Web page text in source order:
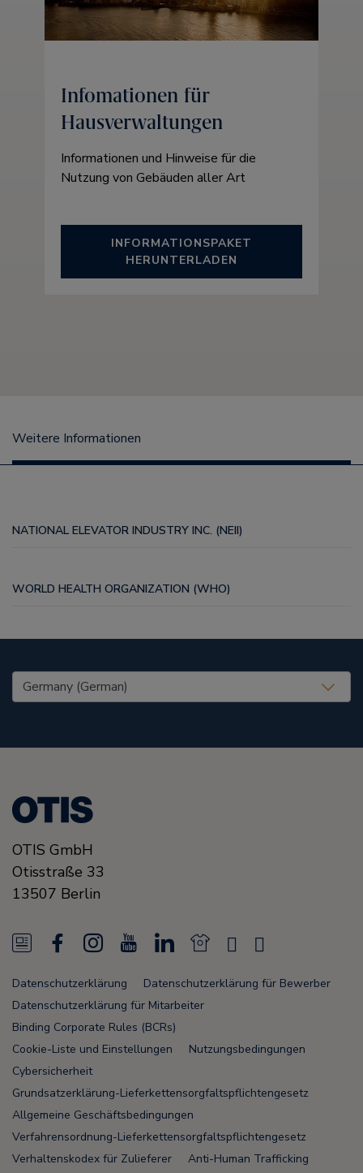
Infomationen für
Hausverwaltungen
Informationen und Hinweise für die
Nutzung von Gebäuden aller Art
INFORMATIONSPAKET
HERUNTERLADEN
Weitere Informationen
NATIONAL ELEVATOR INDUSTRY INC. (NEII)
WORLD HEALTH ORGANIZATION (WHO)
United States (EN)
OTIS GmbH
Otisstraße 33
13507 Berlin
N
e
w
s
F
e
e
d
a
c
e
b
o
o
k
I
s
t
a
g
r
a
o
u
T
u
b
e
L
n
k
d
i
n
N
F
e
d
u
n
u
Datenschutzerklärung
Datenschutzerklärung für Bewerber
Datenschutzerklärung für Mitarbeiter
Binding Corporate Rules (BCRs)
Cookie-Liste und Einstellungen
Nutzungsbedingungen
Cybersicherheit
Grundsatzerklärung-Lieferkettensorgfaltspflichtengesetz
Allgemeine Geschäftsbedingungen
Verfahrensordnung-Lieferkettensorgfaltspflichtengesetz
Verhaltenskodex für Zulieferer
Anti-Human Trafficking